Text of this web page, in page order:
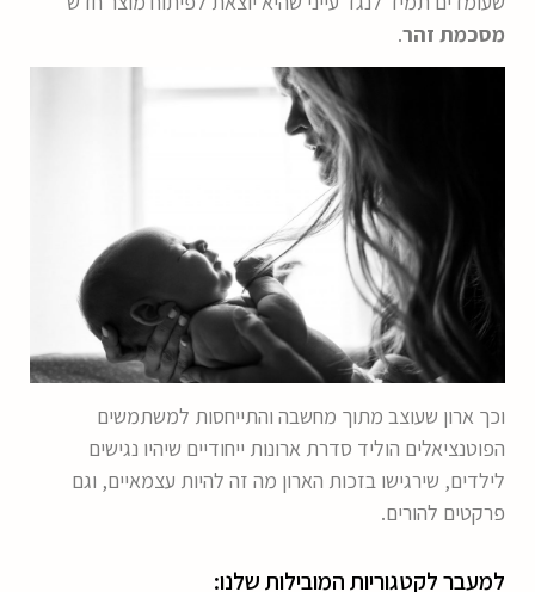
מסכמת זהר.
וכך ארון שעוצב מתוך מחשבה והתייחסות למשתמשים
הפוטנציאלים הוליד סדרת ארונות ייחודיים שיהיו נגישים
לילדים, שירגישו בזכות הארון מה זה להיות עצמאיים, וגם
פרקטים להורים.
למעבר לקטגוריות המובילות שלנו: